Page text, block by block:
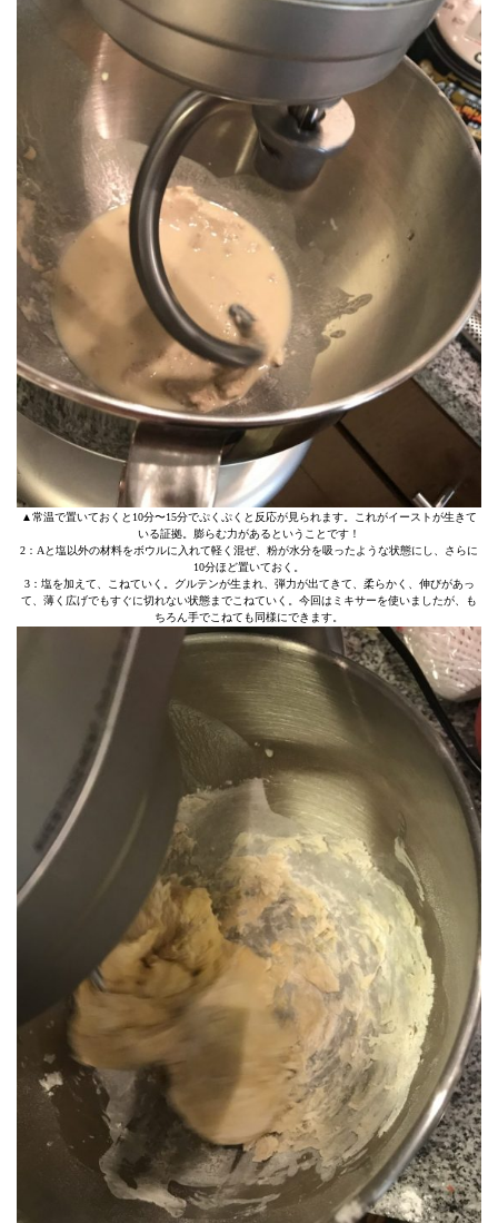
▲常温で置いておくと10分〜15分でぷくぷくと反応が見られます。これがイーストが生きて
いる証拠。膨らむ力があるということです！
2：Aと塩以外の材料をボウルに入れて軽く混ぜ、粉が水分を吸ったような状態にし、さらに
10分ほど置いておく。
3：塩を加えて、こねていく。グルテンが生まれ、弾力が出てきて、柔らかく、伸びがあっ
て、薄く広げでもすぐに切れない状態までこねていく。今回はミキサーを使いましたが、も
ちろん手でこねても同様にできます。